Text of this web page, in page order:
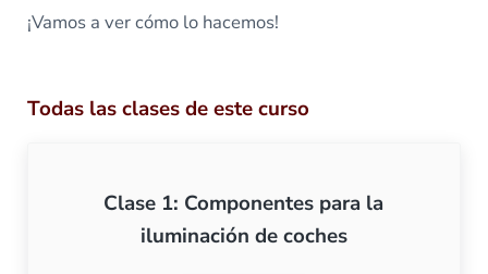
¡Vamos a ver cómo lo hacemos!
Todas las clases de este curso
Clase 1: Componentes para la
iluminación de coches